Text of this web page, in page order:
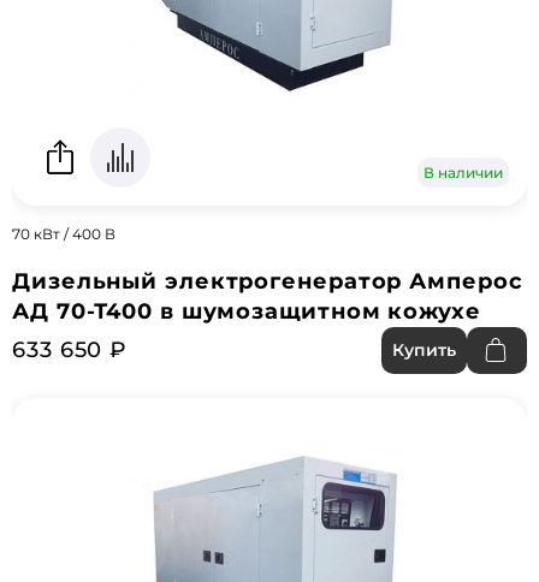
В наличии
70 кВт / 400 В
Дизельный электрогенератор Амперос
АД 70-Т400 в шумозащитном кожухе
633 650 ₽
Купить